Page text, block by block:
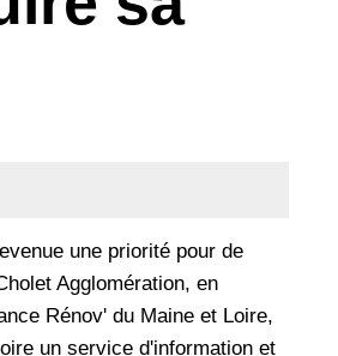
une priorité pour de
Agglomération, en
Rénov' du Maine et Loire,
un service d'information et